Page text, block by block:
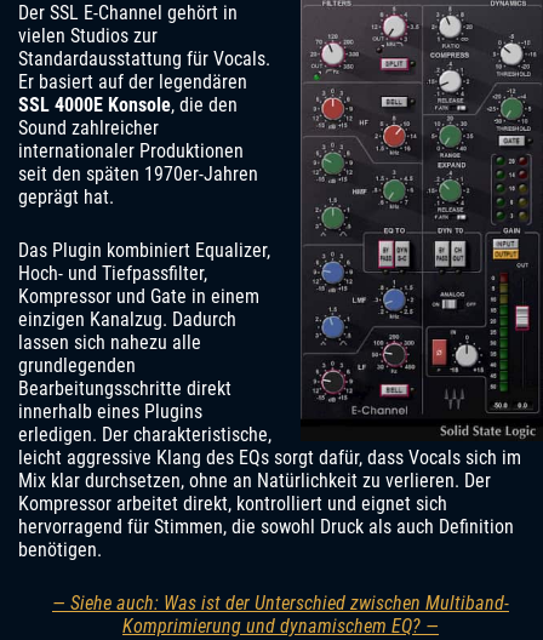
Der SSL E-Channel gehört in
vielen Studios zur
Standardausstattung für Vocals.
Er basiert auf der legendären
SSL 4000E Konsole, die den
Sound zahlreicher
internationaler Produktionen
seit den späten 1970er-Jahren
geprägt hat.
Das Plugin kombiniert Equalizer,
Hoch- und Tiefpassfilter,
Kompressor und Gate in einem
einzigen Kanalzug. Dadurch
lassen sich nahezu alle
grundlegenden
Bearbeitungsschritte direkt
innerhalb eines Plugins
erledigen. Der charakteristische,
leicht aggressive Klang des EQs sorgt dafür, dass Vocals sich im
Mix klar durchsetzen, ohne an Natürlichkeit zu verlieren. Der
Kompressor arbeitet direkt, kontrolliert und eignet sich
hervorragend für Stimmen, die sowohl Druck als auch Definition
benötigen.
— Siehe auch: Was ist der Unterschied zwischen Multiband-
Komprimierung und dynamischem EQ? —